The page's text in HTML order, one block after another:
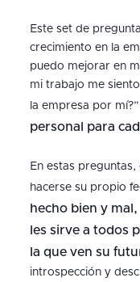
Este set de
crecimiento en la
puedo mejorar en
mi trabajo me
la empresa por mí?”
personal para
En estas
hacerse su propio
hecho bien y
les sirve a todos
la que ven su
introspección y